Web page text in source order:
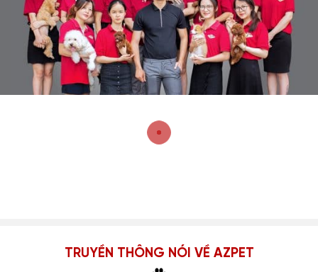
TRUYỀN THÔNG NÓI VỀ AZPET